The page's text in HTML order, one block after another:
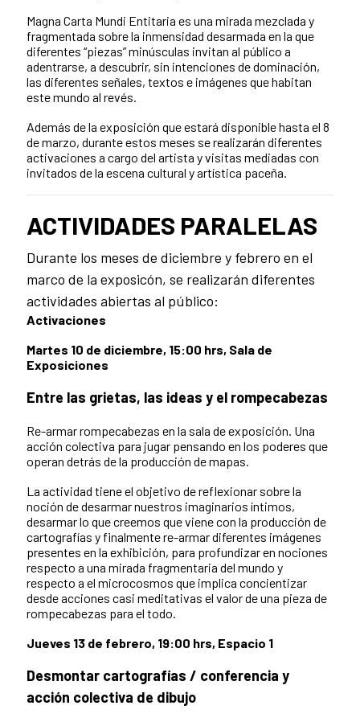
Magna Carta Mundi Entitaria es una mirada mezclada y
fragmentada sobre la inmensidad desarmada en la que
diferentes “piezas” minúsculas invitan al público a
adentrarse, a descubrir, sin intenciones de dominación,
las diferentes señales, textos e imágenes que habitan
este mundo al revés.
Además de la exposición que estará disponible hasta el 8
de marzo, durante estos meses se realizarán diferentes
activaciones a cargo del artista y visitas mediadas con
invitados de la escena cultural y artística paceña.
ACTIVIDADES PARALELAS
Durante los meses de diciembre y febrero en el
marco de la exposicón, se realizarán diferentes
actividades abiertas al público:
Activaciones
Martes 10 de diciembre, 15:00 hrs, Sala de
Exposiciones
Entre las grietas, las ideas y el rompecabezas
Re-armar rompecabezas en la sala de exposición. Una
acción colectiva para jugar pensando en los poderes que
operan detrás de la producción de mapas.
La actividad tiene el objetivo de reflexionar sobre la
noción de desarmar nuestros imaginarios íntimos,
desarmar lo que creemos que viene con la producción de
cartografías y finalmente re-armar diferentes imágenes
presentes en la exhibición, para profundizar en nociones
respecto a una mirada fragmentaria del mundo y
respecto a el microcosmos que implica concientizar
desde acciones casi meditativas el valor de una pieza de
rompecabezas para el todo.
Jueves 13 de febrero, 19:00 hrs, Espacio 1
Desmontar cartografías / conferencia y
acción colectiva de dibujo